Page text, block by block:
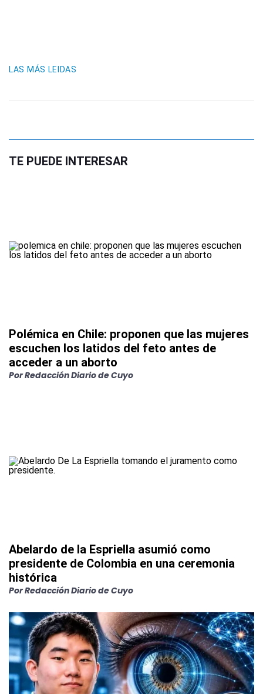
LAS MÁS LEIDAS
TE PUEDE INTERESAR
Polémica en Chile: proponen que las mujeres
escuchen los latidos del feto antes de
acceder a un aborto
PorRedacción Diario de Cuyo
Abelardo de la Espriella asumió como
presidente de Colombia en una ceremonia
histórica
PorRedacción Diario de Cuyo